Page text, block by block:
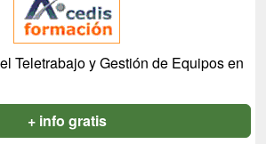
Teletrabajo y Gestión de Equipos en
+ info gratis